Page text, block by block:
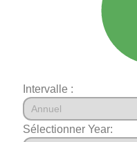
Intervalle :
Sélectionner Year: